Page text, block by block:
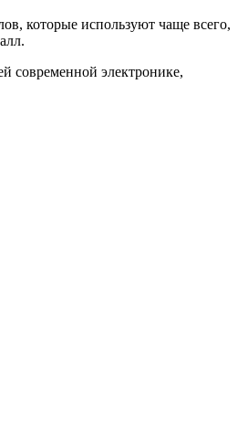
которые используют чаще всего,
современной электронике,